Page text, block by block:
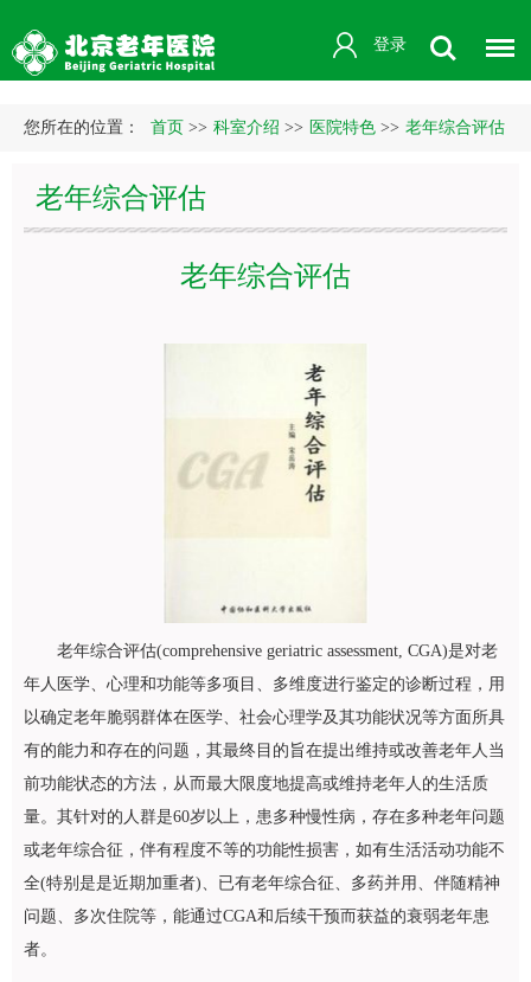
登录
您所在的位置： 首页 >> 科室介绍 >> 医院特色 >> 老年综合评估
老年综合评估
老年综合评估
老年综合评估(comprehensive geriatric assessment, CGA)是对老
年人医学、心理和功能等多项目、多维度进行鉴定的诊断过程，用
以确定老年脆弱群体在医学、社会心理学及其功能状况等方面所具
有的能力和存在的问题，其最终目的旨在提出维持或改善老年人当
前功能状态的方法，从而最大限度地提高或维持老年人的生活质
量。其针对的人群是60岁以上，患多种慢性病，存在多种老年问题
或老年综合征，伴有程度不等的功能性损害，如有生活活动功能不
全(特别是是近期加重者)、已有老年综合征、多药并用、伴随精神
问题、多次住院等，能通过CGA和后续干预而获益的衰弱老年患
者。